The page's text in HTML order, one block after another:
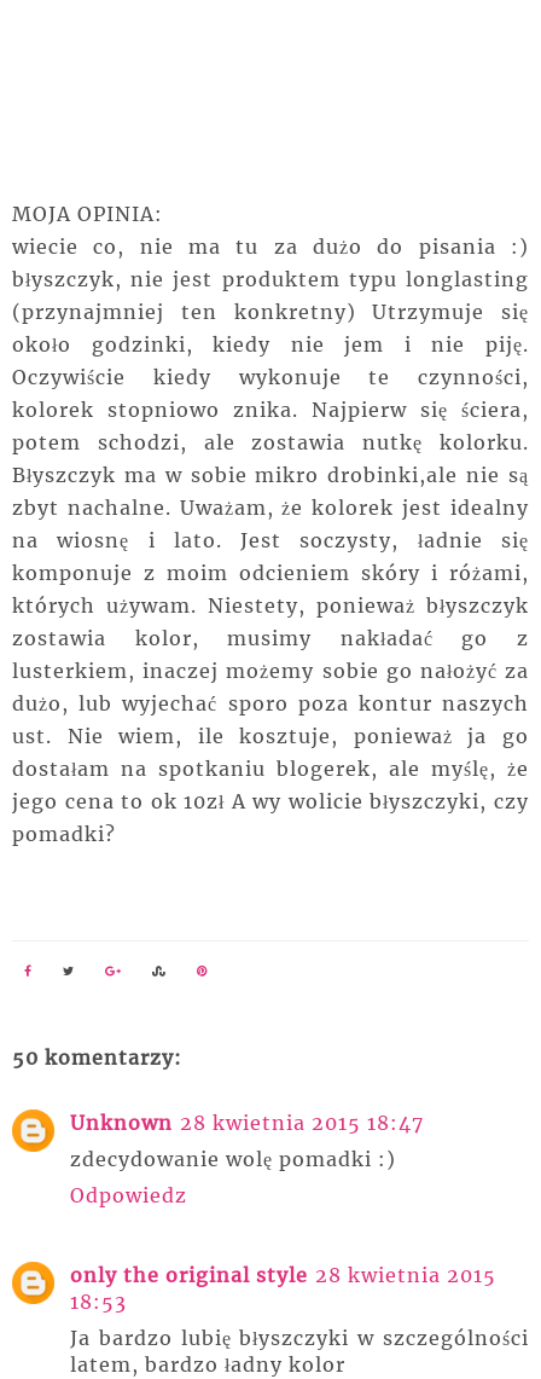
MOJA OPINIA:
wiecie co, nie ma tu za dużo do pisania :)
błyszczyk, nie jest produktem typu longlasting
(przynajmniej ten konkretny) Utrzymuje się
około godzinki, kiedy nie jem i nie piję.
Oczywiście kiedy wykonuje te czynności,
kolorek stopniowo znika. Najpierw się ściera,
potem schodzi, ale zostawia nutkę kolorku.
Błyszczyk ma w sobie mikro drobinki,ale nie są
zbyt nachalne. Uważam, że kolorek jest idealny
na wiosnę i lato. Jest soczysty, ładnie się
komponuje z moim odcieniem skóry i różami,
których używam. Niestety, ponieważ błyszczyk
zostawia kolor, musimy nakładać go z
lusterkiem, inaczej możemy sobie go nałożyć za
dużo, lub wyjechać sporo poza kontur naszych
ust. Nie wiem, ile kosztuje, ponieważ ja go
dostałam na spotkaniu blogerek, ale myślę, że
jego cena to ok 10zł A wy wolicie błyszczyki, czy
pomadki?
50 komentarzy:
Unknown 28 kwietnia 2015 18:47
zdecydowanie wolę pomadki :)
Odpowiedz
only the original style 28 kwietnia 2015
18:53
Ja bardzo lubię błyszczyki w szczególności
latem, bardzo ładny kolor